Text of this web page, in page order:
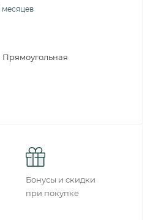
месяцев
Прямоугольная
Бонусы и скидки
при покупке